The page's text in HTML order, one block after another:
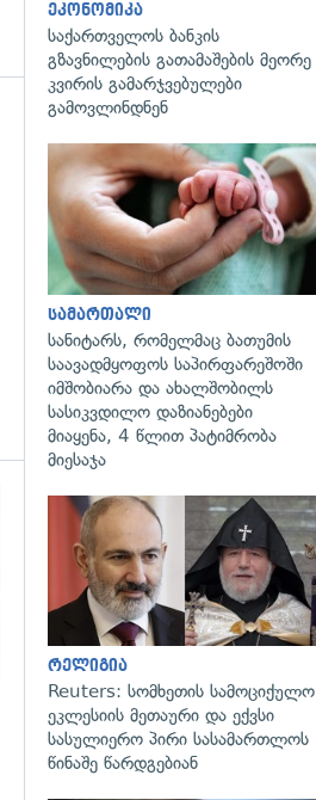
გადახედვა
ეკონომიკა
საქართველოს ბანკის
გზავნილების გათამაშების მეორე
კვირის გამარჯვებულები
გამოვლინდნენ
სამართალი
სანიტარს, რომელმაც ბათუმის
საავადმყოფოს საპირფარეშოში
იმშობიარა და ახალშობილს
სასიკვდილო დაზიანებები
მიაყენა, 4 წლით პატიმრობა
მიესაჯა
რელიგია
Reuters: სომხეთის სამოციქულო
ეკლესიის მეთაური და ექვსი
სასულიერო პირი სასამართლოს
წინაშე წარდგებიან